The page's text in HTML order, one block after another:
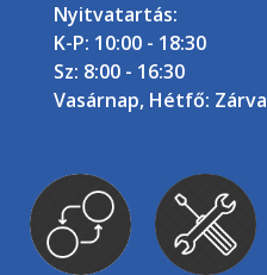
Nyitvatartás:
K-P: 10:00 - 18:30
Sz: 8:00 - 16:30
Vasárnap, Hétfő: Zárva